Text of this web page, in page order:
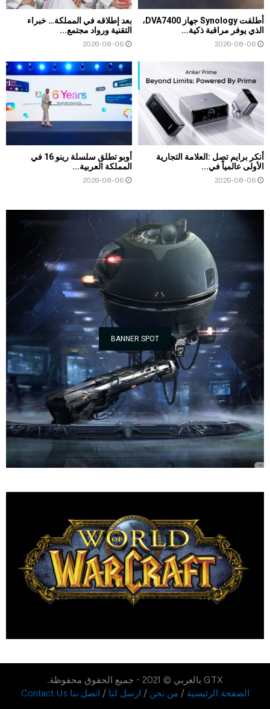
أطلقت Synology جهاز DVA7400،
الذي يوفر مراقبة ذكية...
2026-08-06
بعد إطلاقه في المملكة… خبراء
التقنية ورواد مجتمع...
2026-08-06
أنكر برايم تصل :العلامة التجارية
الأولى عالمياً في...
2026-08-06
أوبو تطلق سلسلة رينو 16 في
المملكة العربية...
2026-08-06
BANNER SPOT
GTX بالعربي © 2021 - جميع الحقوق محفوظة.
الصفحة الرئيسية / من نحن / ارسل لنا / اتصل بنا Contact Us